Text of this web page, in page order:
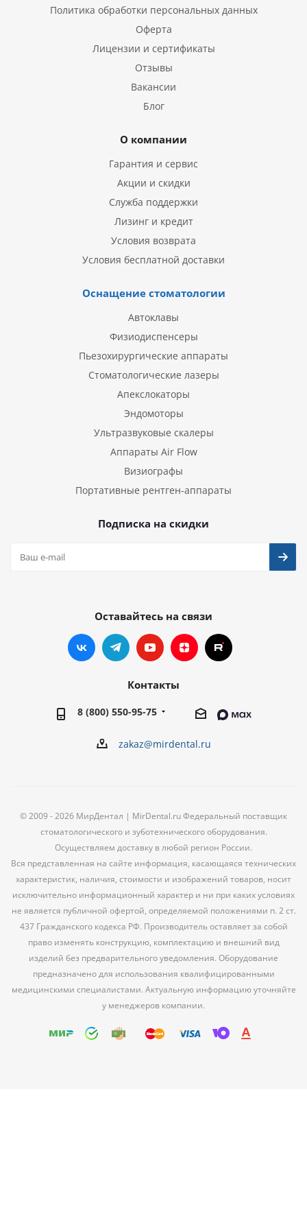
Политика обработки персональных данных
Оферта
Лицензии и сертификаты
Отзывы
Вакансии
Блог
О компании
Гарантия и сервис
Акции и скидки
Служба поддержки
Лизинг и кредит
Условия возврата
Условия бесплатной доставки
Оснащение стоматологии
Автоклавы
Физиодиспенсеры
Пьезохирургические аппараты
Стоматологические лазеры
Апекслокаторы
Эндомоторы
Ультразвуковые скалеры
Аппараты Air Flow
Визиографы
Портативные рентген-аппараты
Подписка на скидки
Оставайтесь на связи
Контакты
8 (800) 550-95-75
zakaz@mirdental.ru
© 2009 - 2026 МирДентал | MirDental.ru Федеральный поставщик
стоматологического и зуботехнического оборудования.
Осуществляем доставку в любой регион России.
Вся представленная на сайте информация, касающаяся технических
характеристик, наличия, стоимости и изображений товаров, носит
исключительно информационный характер и ни при каких условиях
не является публичной офертой, определяемой положениями п. 2 ст.
437 Гражданского кодекса РФ. Производитель оставляет за собой
право изменять конструкцию, комплектацию и внешний вид
изделий без предварительного уведомления. Оборудование
предназначено для использования квалифицированными
медицинскими специалистами. Актуальную информацию уточняйте
у менеджеров компании.